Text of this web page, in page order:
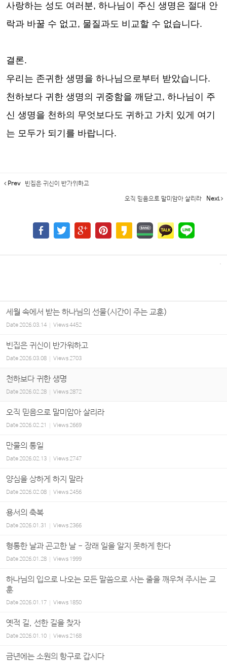
사랑하는 성도 여러분, 하나님이 주신 생명은 절대 안
락과 바꿀 수 없고, 물질과도 비교할 수 없습니다.
결론.
우리는 존귀한 생명을 하나님으로부터 받았습니다.
천하보다 귀한 생명의 귀중함을 깨닫고, 하나님이 주
신 생명을 천하의 무엇보다도 귀하고 가치 있게 여기
는 모두가 되기를 바랍니다.
Prev 빈집은 귀신이 반가워하고
오직 믿음으로 말미암아 살리라 Next
세월 속에서 받는 하나님의 선물(시간이 주는 교훈)
Date2026.03.14 Views4452
빈집은 귀신이 반가워하고
Date2026.03.08 Views2703
천하보다 귀한 생명
Date 2026.02.28 Views 2872
오직 믿음으로 말미암아 살리라
Date2026.02.21 Views2669
만물의 통일
Date2026.02.13 Views2747
양심을 상하게 하지 말라
Date2026.02.08 Views2456
용서의 축복
Date2026.01.31 Views2366
형통한 날과 곤고한 날 - 장래 일을 알지 못하게 한다
Date2026.01.28 Views 1999
하나님의 입으로 나오는 모든 말씀으로 사는 줄을 깨우쳐 주시는 교
훈
Date2026.01.17 Views 1850
옛적 길, 선한 길을 찾자
Date2026.01.10 Views2168
금년에는 소원의 항구로 갑시다